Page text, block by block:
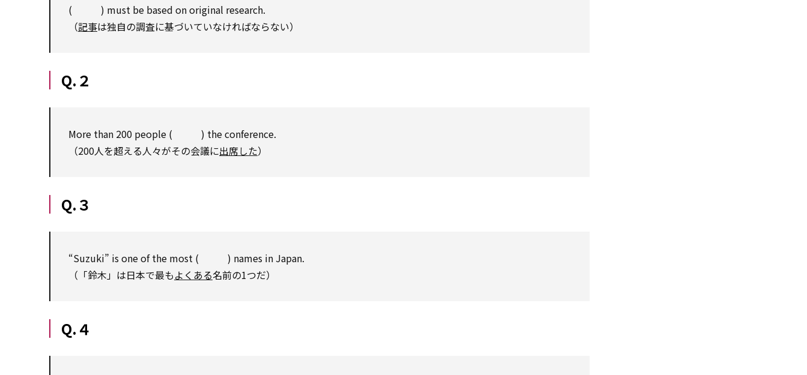
( ) must be based on original research.
（記事は独自の調査に基づいていなければならない）
Q.２
More than 200 people ( ) the conference.
（200人を超える人々がその会議に出席した）
Q.３
“Suzuki” is one of the most ( ) names in Japan.
（「鈴木」は日本で最もよくある名前の1つだ）
Q.４